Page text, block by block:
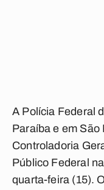
A Polícia Federal
Paraíba e em São
Controladoria
Público Federal
quarta-feira (15).